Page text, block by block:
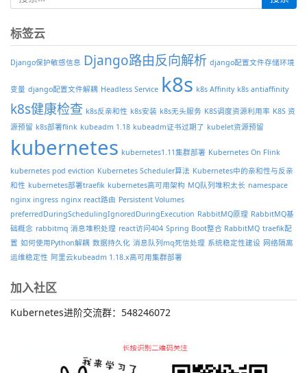
标签云
Django保护敏感信息 Django路由反向解析 django配置文件存储环境
变量 django配置文件解耦 Headless Service k8s k8s Affinity k8s antiaffinity
k8s健康检查 k8s反亲和性 k8s安装 k8s无头服务 K8S调度资源利用率 K8S 资
源预留 k8s部署flink kubeadm 1.18 kubeadm证书过期了 kubelet资源预留
kubernetes kubernetes1.11集群部署 Kubernetes On Flink
kubernetes pod eviction Kubernetes Scheduler算法 Kubernetes中的亲和性与反亲
和性 kubernetes部署traefik kubernetes高可用架构 MQ队列堆积太长 namespace
nginx ingress nginx react路由 Persistent Volumes
preferredDuringSchedulingIgnoredDuringExecution RabbitMQ原理 RabbitMQ基
础概念 rabbitmq 消息堆积处理 react访问404 Spring Boot整合 RabbitMQ traefik配
置 如何使用Python解耦 数据持久化 消息队列mq死信处理 系统稳定性建设 网络隔离
运维稳定性 阿里云kubeadm 1.18.x高可用集群部署
加入社区
Kubernetes进阶交流群：548246072